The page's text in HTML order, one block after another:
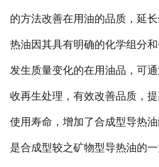
的方法改善在用油的品质，延
热油因其具有明确的化学组分
发生质量变化的在用油品，可
收再生处理，有效改善品质，
使用寿命，增加了合成型导热
是合成型较之矿物型导热油的